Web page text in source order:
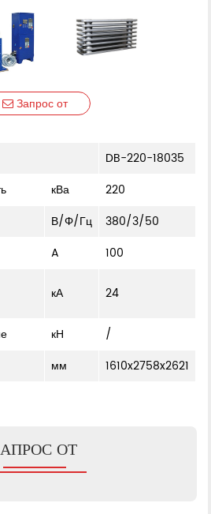
Запрос от
DB-220-18035
кВа
220
В/Φ/Гц
380/3/50
A
100
кА 24
кН
/
мм 1610x2758x2621
ОТ